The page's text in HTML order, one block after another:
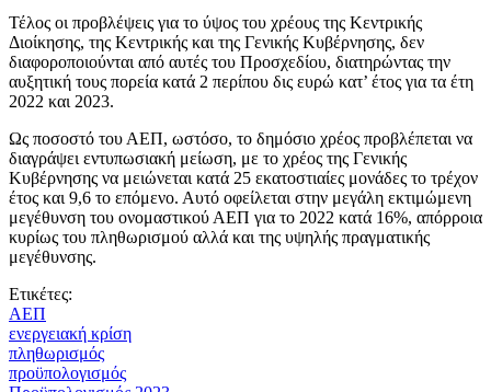
Τέλος οι προβλέψεις για το ύψος του χρέους της Κεντρικής
Διοίκησης, της Κεντρικής και της Γενικής Κυβέρνησης, δεν
διαφοροποιούνται από αυτές του Προσχεδίου, διατηρώντας την
αυξητική τους πορεία κατά 2 περίπου δις ευρώ κατ’ έτος για τα έτη
2022 και 2023.
Ως ποσοστό του ΑΕΠ, ωστόσο, το δημόσιο χρέος προβλέπεται να
διαγράψει εντυπωσιακή μείωση, με το χρέος της Γενικής
Κυβέρνησης να μειώνεται κατά 25 εκατοστιαίες μονάδες το τρέχον
έτος και 9,6 το επόμενο. Αυτό οφείλεται στην μεγάλη εκτιμώμενη
μεγέθυνση του ονομαστικού ΑΕΠ για το 2022 κατά 16%, απόρροια
κυρίως του πληθωρισμού αλλά και της υψηλής πραγματικής
μεγέθυνσης.
Ετικέτες:
ΑΕΠ
ενεργειακή κρίση
πληθωρισμός
προϋπολογισμός